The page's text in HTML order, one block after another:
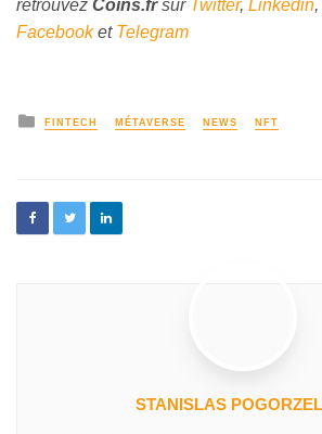
retrouvez Coins.frsur Twitter, Linkedin,
Facebooket Telegram
FINTECH MÉTAVERSE NEWS NFT
STANISLAS